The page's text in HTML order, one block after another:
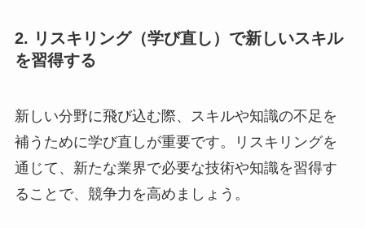
2. リスキリング（学び直し）で新しいスキル
を習得する
新しい分野に飛び込む際、スキルや知識の不足を
補うために学び直しが重要です。リスキリングを
通じて、新たな業界で必要な技術や知識を習得す
ることで、競争力を高めましょう。